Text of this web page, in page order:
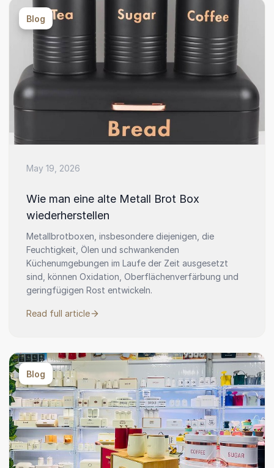
Blog
May 19, 2026
Wie man eine alte Metall Brot Box
wiederherstellen
Metallbrotboxen, insbesondere diejenigen, die
Feuchtigkeit, Ölen und schwankenden
Küchenumgebungen im Laufe der Zeit ausgesetzt
sind, können Oxidation, Oberflächenverfärbung und
geringfügigen Rost entwickeln.
Read full article
Blog